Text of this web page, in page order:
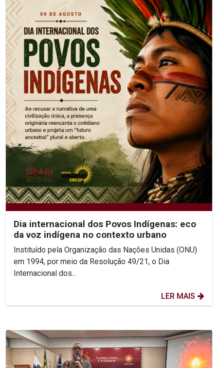
Dia internacional dos Povos Indígenas: eco
da voz indígena no contexto urbano
Instituído pela Organização das Nações Unidas (ONU)
em 1994, por meio da Resolução 49/21, o Dia
Internacional dos...
LER MAIS